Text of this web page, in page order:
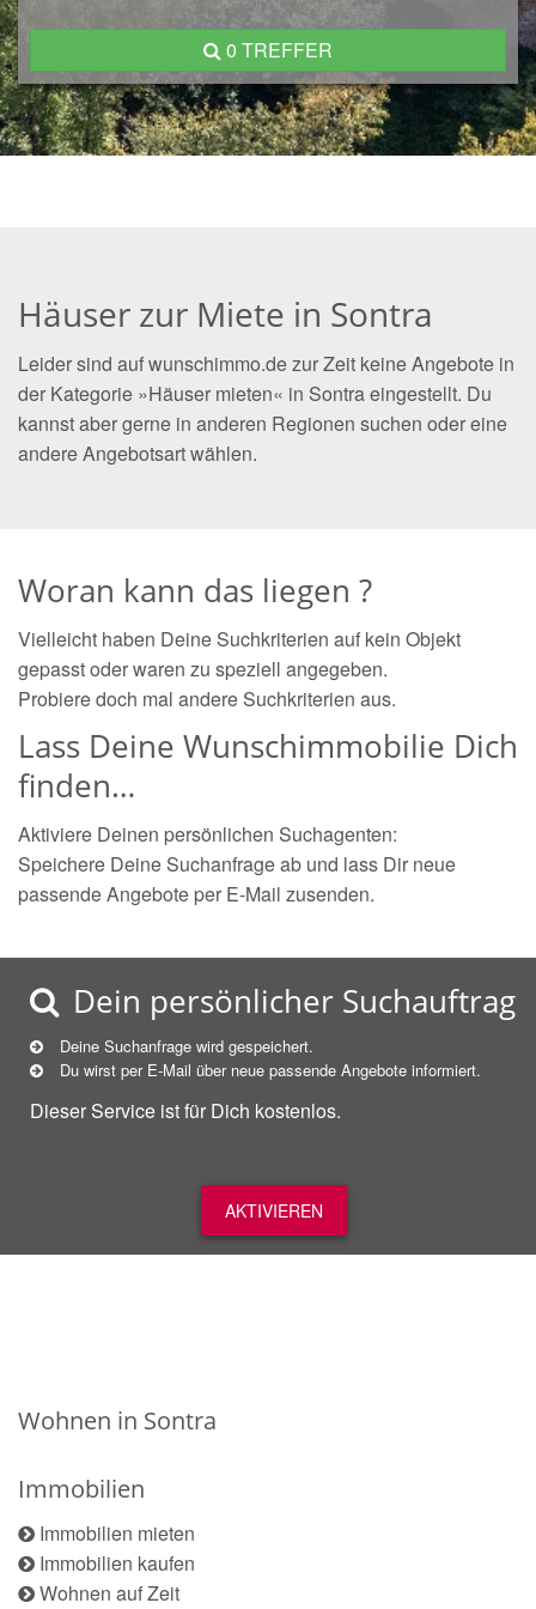
0 TREFFER
Häuser zur Miete in Sontra
Leider sind auf wunschimmo.de zur Zeit keine Angebote in
der Kategorie »Häuser mieten« in Sontra eingestellt. Du
kannst aber gerne in anderen Regionen suchen oder eine
andere Angebotsart wählen.
Woran kann das liegen ?
Vielleicht haben Deine Suchkriterien auf kein Objekt
gepasst oder waren zu speziell angegeben.
Probiere doch mal andere Suchkriterien aus.
Lass Deine Wunschimmobilie Dich
finden…
Aktiviere Deinen persönlichen Suchagenten:
Speichere Deine Suchanfrage ab und lass Dir neue
passende Angebote per E-Mail zusenden.
Dein persönlicher Suchauftrag
Deine Suchanfrage wird gespeichert.
Du wirst per E-Mail über neue passende Angebote informiert.
Dieser Service ist für Dich kostenlos.
AKTIVIEREN
Wohnen in Sontra
Immobilien
Immobilien mieten
Immobilien kaufen
Wohnen auf Zeit